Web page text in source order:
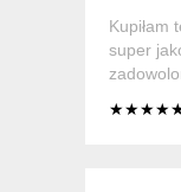
Kupiłam
super
★★★★★